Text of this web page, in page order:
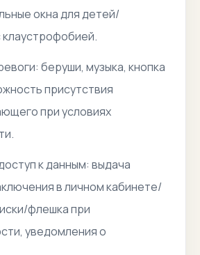
окна для детей/
клаустрофобией.
беруши, музыка, кнопка
присутствия
при условиях
к данным: выдача
в личном кабинете/
флешка при
уведомления о